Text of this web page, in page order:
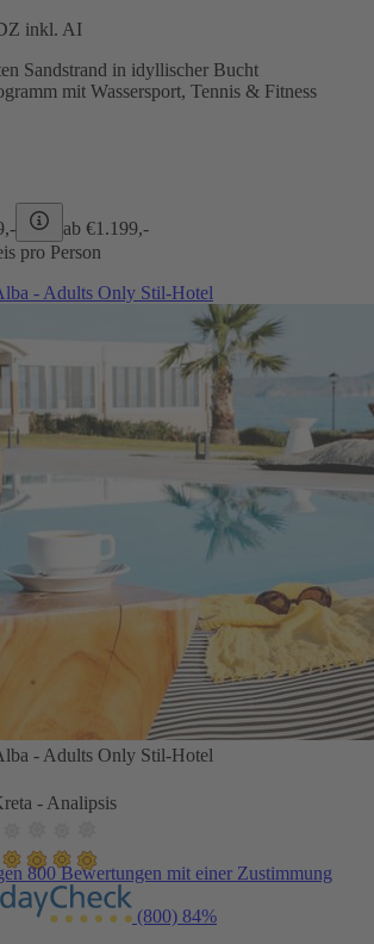
inkl. AI
Sandstrand in idyllischer Bucht
mit Wassersport, Tennis & Fitness
ab €1.199,-
pro Person
- Adults Only Stil-Hotel
- Adults Only Stil-Hotel
- Analipsis
800 Bewertungen mit einer Zustimmung
(800) 84%